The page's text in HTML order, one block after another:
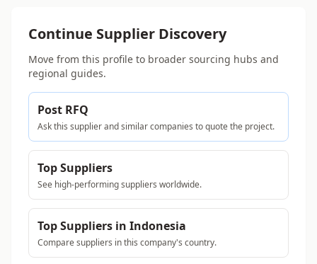
Continue Supplier Discovery
Move from this profile to broader sourcing hubs and
regional guides.
Post RFQ
Ask this supplier and similar companies to quote the project.
Top Suppliers
See high-performing suppliers worldwide.
Top Suppliers in Indonesia
Compare suppliers in this company's country.